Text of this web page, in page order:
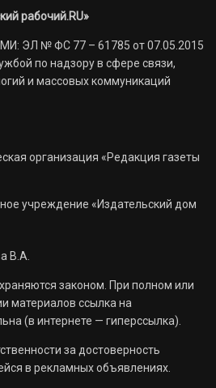
рабочий.RU»
ЭЛ № ФС 77 – 61785 от 07.05.2015
по надзору в сфере связи,
и массовых коммуникаций
организация «Редакция газеты
учреждение «Издательский дом
В.А.
законом. При полном или
материалов ссылка на
(в интернете — гиперссылка).
за достоверность
в рекламных объявлениях.